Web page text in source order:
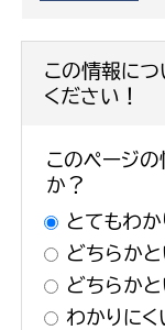
この情報につ
ください！
このページ
か？
とてもわ
どちらか
どちらか
わかりにく